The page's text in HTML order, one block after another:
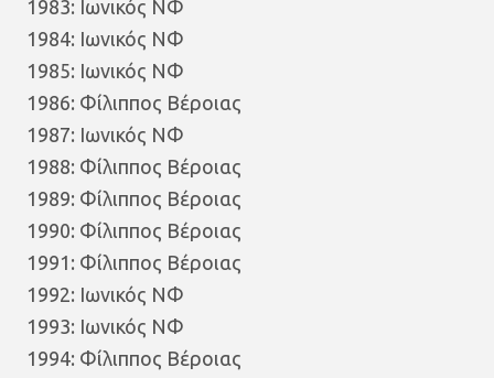
1983: Ιωνικός ΝΦ
1984: Ιωνικός ΝΦ
1985: Ιωνικός ΝΦ
1986: Φίλιππος Βέροιας
1987: Ιωνικός ΝΦ
1988: Φίλιππος Βέροιας
1989: Φίλιππος Βέροιας
1990: Φίλιππος Βέροιας
1991: Φίλιππος Βέροιας
1992: Ιωνικός ΝΦ
1993: Ιωνικός ΝΦ
1994: Φίλιππος Βέροιας